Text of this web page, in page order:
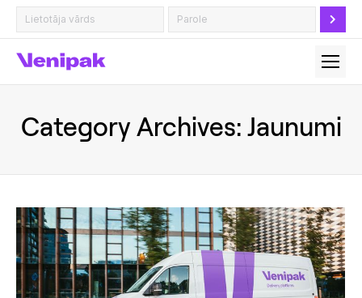
Category Archives: Jaunumi